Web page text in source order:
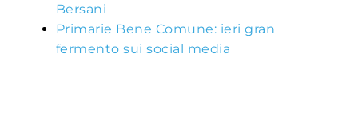
Bersani
Primarie Bene Comune: ieri gran
fermento sui social media